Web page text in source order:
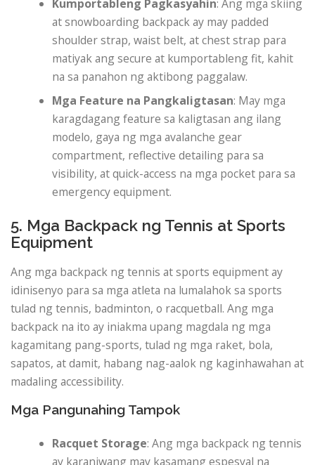
Kumportableng Pagkasyahin: Ang mga skiing
at snowboarding backpack ay may padded
shoulder strap, waist belt, at chest strap para
matiyak ang secure at kumportableng fit, kahit
na sa panahon ng aktibong paggalaw.
Mga Feature na Pangkaligtasan: May mga
karagdagang feature sa kaligtasan ang ilang
modelo, gaya ng mga avalanche gear
compartment, reflective detailing para sa
visibility, at quick-access na mga pocket para sa
emergency equipment.
5. Mga Backpack ng Tennis at Sports
Equipment
Ang mga backpack ng tennis at sports equipment ay
idinisenyo para sa mga atleta na lumalahok sa sports
tulad ng tennis, badminton, o racquetball. Ang mga
backpack na ito ay iniakma upang magdala ng mga
kagamitang pang-sports, tulad ng mga raket, bola,
sapatos, at damit, habang nag-aalok ng kaginhawahan at
madaling accessibility.
Mga Pangunahing Tampok
Racquet Storage: Ang mga backpack ng tennis
ay karaniwang may kasamang espesyal na